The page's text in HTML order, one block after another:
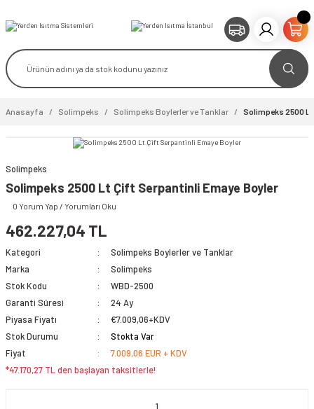
Anasayfa Solimpeks Solimpeks Boylerler ve Tanklar Solimpeks 2500
Solimpeks
Solimpeks 2500 Lt Çift Serpantinli Emaye Boyler
0 Yorum Yap / Yorumları Oku
462.227,04 TL
Kategori
Solimpeks Boylerler ve Tanklar
Marka
Solimpeks
Stok Kodu
WBD-2500
Garanti Süresi
24 Ay
Piyasa Fiyatı
€7.009,06+KDV
Stok Durumu
Stokta Var
Fiyat
7.009,06 EUR + KDV
*47.170,27 TL den başlayan taksitlerle!